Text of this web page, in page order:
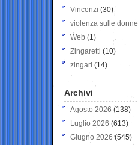
Vincenzi (30)
violenza sulle donne
Web (1)
Zingaretti (10)
zingari (14)
Archivi
Agosto 2026 (138)
Luglio 2026 (613)
Giugno 2026 (545)